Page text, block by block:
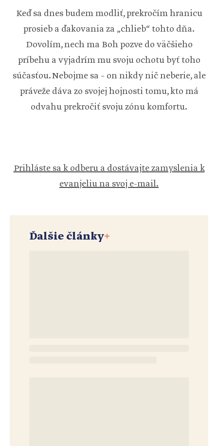
Keď sa dnes budem modliť, prekročím hranicu
prosieb a ďakovania za „chlieb“ tohto dňa.
Dovolím, nech ma Boh pozve do väčšieho
príbehu a vyjadrím mu svoju ochotu byť toho
súčasťou. Nebojme sa – on nikdy nič neberie, ale
práveže dáva zo svojej hojnosti tomu, kto má
odvahu prekročiť svoju zónu komfortu.
Prihláste sa k odberu a dostávajte zamyslenia k
evanjeliu na svoj e-mail.
Ďalšie články+